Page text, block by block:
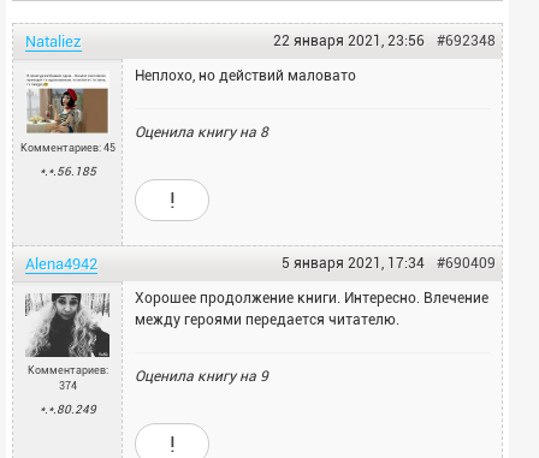
Nataliez #692348
22 января 2021, 23:56
Комментариев: 45
*.*.56.185
Неплохо, но действий маловато
Оценила книгу на 8
!
Alena4942 #690409
5 января 2021, 17:34
Комментариев:
374
*.*.80.249
Хорошее продолжение книги. Интересно. Влечение
между героями передается читателю.
Оценила книгу на 9
!